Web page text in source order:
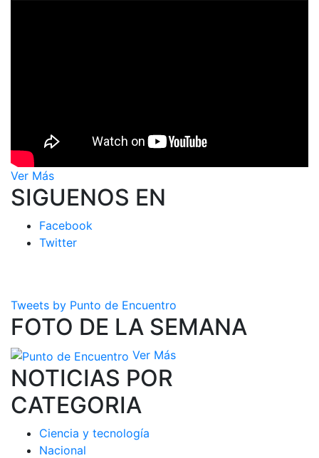
Ver Más
SIGUENOS EN
Facebook
Twitter
Tweets by Punto de Encuentro
FOTO DE LA SEMANA
Ver Más
NOTICIAS POR
CATEGORIA
Ciencia y tecnología
Nacional